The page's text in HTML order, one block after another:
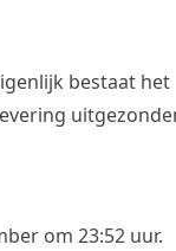
bestaat het
om 23:52 uur.